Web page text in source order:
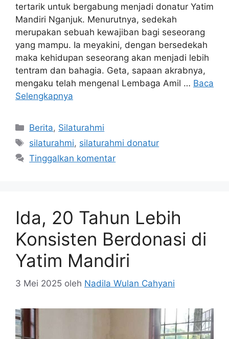
tertarik untuk bergabung menjadi donatur Yatim
Mandiri Nganjuk. Menurutnya, sedekah
merupakan sebuah kewajiban bagi seseorang
yang mampu. Ia meyakini, dengan bersedekah
maka kehidupan seseorang akan menjadi lebih
tentram dan bahagia. Geta, sapaan akrabnya,
mengaku telah mengenal Lembaga Amil … Baca
Selengkapnya
Berita, Silaturahmi
silaturahmi, silaturahmi donatur
Tinggalkan komentar
Ida, 20 Tahun Lebih
Konsisten Berdonasi di
Yatim Mandiri
3 Mei 2025 oleh Nadila Wulan Cahyani